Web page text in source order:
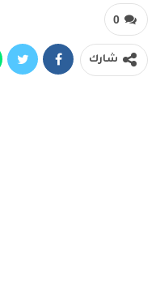
0
شارك